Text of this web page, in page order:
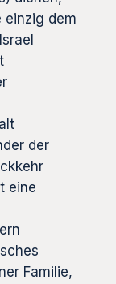
einzig dem
der
eine
Familie,